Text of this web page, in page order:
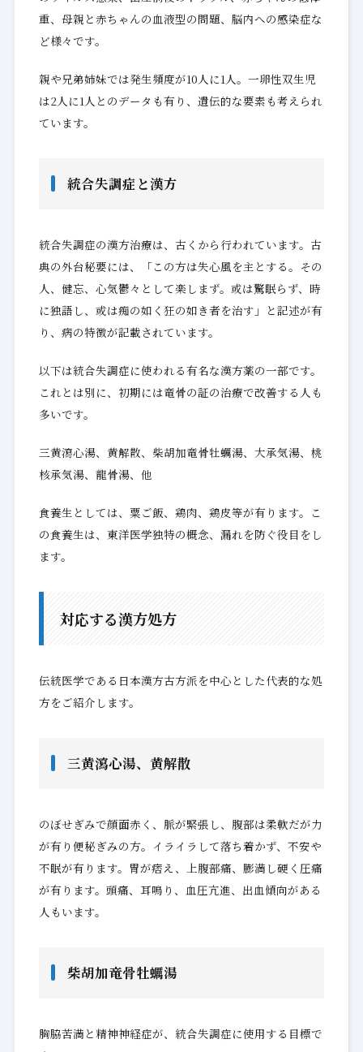
重、母親と赤ちゃんの血液型の問題、脳内への感染症な
ど様々です。
親や兄弟姉妹では発生頻度が10人に1人。一卵性双生児
は2人に1人とのデータも有り、遺伝的な要素も考えられ
ています。
統合失調症と漢方
統合失調症の漢方治療は、古くから行われています。古
典の外台秘要には、「この方は失心風を主とする。その
人、健忘、心気鬱々として楽しまず。或は驚眠らず、時
に独語し、或は痴の如く狂の如き者を治す」と記述が有
り、病の特徴が記載されています。
以下は統合失調症に使われる有名な漢方薬の一部です。
これとは別に、初期には竜骨の証の治療で改善する人も
多いです。
三黄瀉心湯、黄解散、柴胡加竜骨牡蠣湯、大承気湯、桃
核承気湯、龍骨湯、他
食養生としては、粟ご飯、鶏肉、鶏皮等が有ります。こ
の食養生は、東洋医学独特の概念、漏れを防ぐ役目をし
ます。
対応する漢方処方
伝統医学である日本漢方古方派を中心とした代表的な処
方をご紹介します。
三黄瀉心湯、黄解散
のぼせぎみで顔面赤く、脈が緊張し、腹部は柔軟だが力
が有り便秘ぎみの方。イライラして落ち着かず、不安や
不眠が有ります。胃が痞え、上腹部痛、膨満し硬く圧痛
が有ります。頭痛、耳鳴り、血圧亢進、出血傾向がある
人もいます。
柴胡加竜骨牡蠣湯
胸脇苦満と精神神経症が、統合失調症に使用する目標で